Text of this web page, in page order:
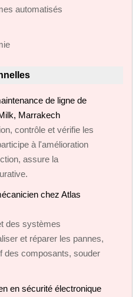
automatisés
de ligne de
Marrakech
contrôle et vérifie les
à l'amélioration
assure la
chez Atlas
des systèmes
et réparer les pannes,
des composants, souder
en sécurité électronique